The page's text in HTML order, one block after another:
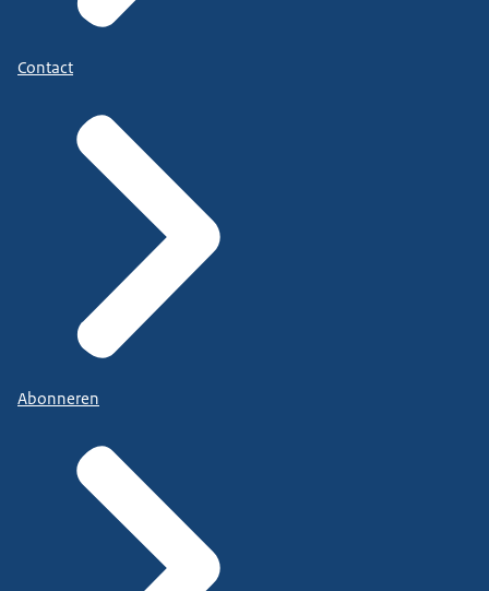
Contact
Abonneren